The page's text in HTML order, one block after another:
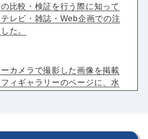
比較・検証を行う際に知って
レビ・雑誌・Web企画での注
た。
カメラで撮影した画像を掲載
ィギャラリーのページに、水